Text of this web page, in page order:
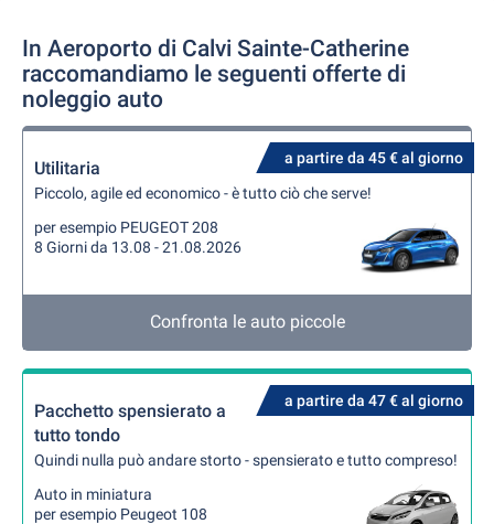
In Aeroporto di Calvi Sainte-Catherine
raccomandiamo le seguenti offerte di
noleggio auto
a partire da 45 € al giorno
Utilitaria
Piccolo, agile ed economico - è tutto ciò che serve!
per esempio PEUGEOT 208
8 Giorni da 13.08 - 21.08.2026
Confronta le auto piccole
a partire da 47 € al giorno
Pacchetto spensierato a
tutto tondo
Quindi nulla può andare storto - spensierato e tutto compreso!
Auto in miniatura
per esempio Peugeot 108